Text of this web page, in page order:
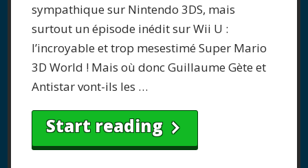
sympathique sur Nintendo 3DS, mais
surtout un épisode inédit sur Wii U :
l’incroyable et trop mesestimé Super Mario
3D World ! Mais où donc Guillaume Gète et
Antistar vont-ils les …
Start reading